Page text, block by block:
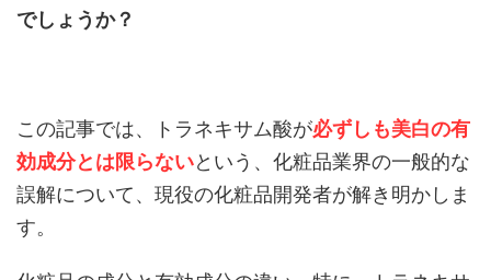
でしょうか？
この記事では、トラネキサム酸が必ずしも美白の有
効成分とは限らないという、化粧品業界の一般的な
誤解について、現役の化粧品開発者が解き明かしま
す。